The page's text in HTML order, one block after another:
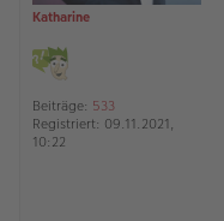
Katharine
Beiträge: 533
Registriert: 09.11.2021,
10:22